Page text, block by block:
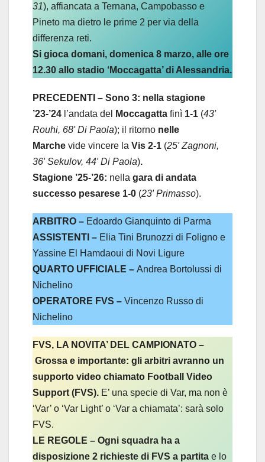
31), affiancata a Ternana, Campobasso e
Pineto ma dietro le prime 2 per via della
differenza reti.
Si gioca domani, domenica 8 marzo, alle ore
12.30 allo stadio ‘Moccagatta’ di Alessandria.
PRECEDENTI – Sono 3: nella stagione
’23-’24 l’andata del Moccagatta finì 1-1 (43′
Rouhi, 68′ Di Paola); il ritorno nelle
Marche vide vincere la Vis 2-1 (25′ Zagnoni,
36′ Sekulov, 44′ Di Paola).
Stagione ’25-’26: nella gara di andata
successo pesarese 1-0 (23′ Primasso).
ARBITRO – Edoardo Gianquinto di Parma
ASSISTENTI – Elia Tini Brunozzi di Foligno e
Yassine El Hamdaoui di Novi Ligure
QUARTO UFFICIALE – Andrea Bortolussi di
Nichelino
OPERATORE FVS – Vincenzo Russo di
Nichelino
FVS, LA NOVITA’ DEL CAMPIONATO –
Grossa e importante: gli arbitri avranno un
supporto video chiamato Football Video
Support (FVS). E’ una specie di Var, ma non è
‘Var’ o ‘Var Light’ o ‘Var a chiamata’: sarà solo
FVS.
LE REGOLE – Ogni squadra ha a
disposizione 2 richieste di FVS a partita e lo